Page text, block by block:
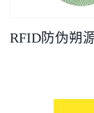
RFID防伪朔